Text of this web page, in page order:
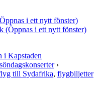
i ett nytt fönster)
(Öppnas i ett nytt fönster)
i Kapstaden
›
till Sydafrika, flygbiljetter